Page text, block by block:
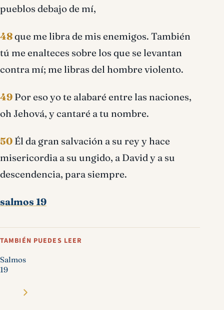
pueblos debajo de mí,
48que me libra de mis enemigos. También
tú me enalteces sobre los que se levantan
contra mí; me libras del hombre violento.
49 Por eso yo te alabaré entre las naciones,
oh Jehová, y cantaré a tu nombre.
50 Él da gran salvación a su rey y hace
misericordia a su ungido, a David y a su
descendencia, para siempre.
salmos 19
TAMBIÉN PUEDES LEER
Salmos
19